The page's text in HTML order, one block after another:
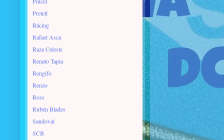
Pretell
Rácing
Rafael Asca
Raza Celeste
Renato Tapia
Rengifo
Renzo
Ross
Rubén Blades
Sandoval
SCB